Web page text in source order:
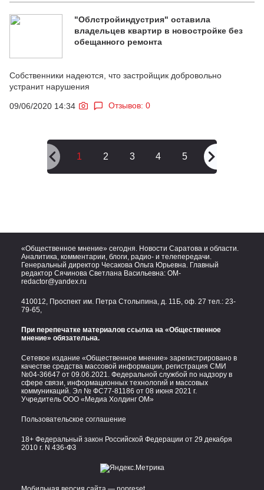
"Облстройиндустрия" оставила
владельцев квартир в новостройке без
обещанного ремонта
Собственники надеются, что застройщик добровольно
устранит нарушения
09/06/2020 14:34 Отзывов: 0
1 2 3 4 5
«Общественное мнение» сегодня. Новости Саратова и области.
Аналитика, комментарии, блоги, радио- и телепередачи.
Генеральный директор Чесакова Ольга Юрьевна. Главный
редактор Сячинова Светлана Васильевна: OM-
redactor@yandex.ru
410012, Проспект им. Петра Столыпина, д. 11Б, оф. 27 тел.: 23-
79-65,
При перепечатке материалов ссылка на «Общественное
мнение» обязательна.
Сетевое издание «Общественное мнение» зарегистрировано в
качестве средства массовой информации, регистрация СМИ
№04-36647 от 09.06.2021. Федеральной службой по надзору в
сфере связи, информационных технологий и массовых
коммуникаций. Эл № ФС77-81186 от 08 июня 2021 г.
Учредитель ООО «Медиа Холдинг ОМ»
Пользовательское соглашение
18+ Федеральный закон Российской Федерации от 29 декабря
2010 г. N 436-ФЗ